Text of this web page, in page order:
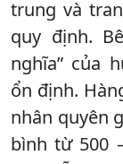
trung và
quy định.
nghĩa” của
ổn định.
nhân quyên
bình từ 500